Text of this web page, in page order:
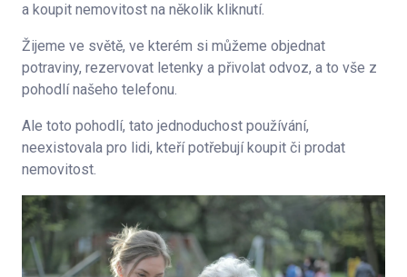
a koupit nemovitost na několik kliknutí.
Žijeme ve světě, ve kterém si můžeme objednat
potraviny, rezervovat letenky a přivolat odvoz, a to vše z
pohodlí našeho telefonu.
Ale toto pohodlí, tato jednoduchost používání,
neexistovala pro lidi, kteří potřebují koupit či prodat
nemovitost.